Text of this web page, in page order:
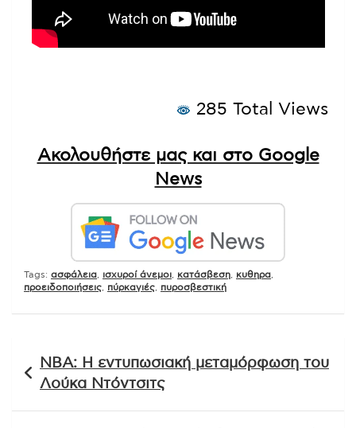
285 Total Views
Ακολουθήστε μας και στο Google
News
Tags: ασφάλεια ισχυροί άνεμοι κατάσβεση κυθηρα
προειδοποιήσεις
πύρκαγιές πυροσβεστική
άρθρων
NBA: Η εντυπωσιακή μεταμόρφωση του
Λούκα Ντόντσιτς